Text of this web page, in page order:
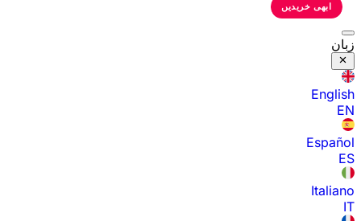
ابھی خریدیں
زبان
English
EN
Español
ES
Italiano
IT